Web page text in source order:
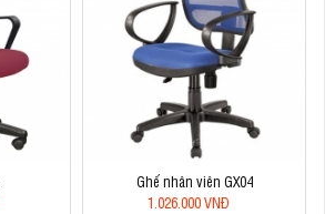
Ghế nhân viên GX04
1.026.000 VNĐ